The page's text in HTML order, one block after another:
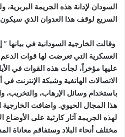
السودان لإدانة هذه الجريمة
السريع لوقف هذا العدوان الذي سيكون
وقالت الخارجية السودانية في بيانها ”
العسكرية التي تعرضت لها قوات
عليها مؤخراً، لجأت هذه القوات في
الاتصالات الهاتفية وشبكة الإنترنت في
باستخدام وسائل الإرهاب، والتخريب،
هذا المجال الحيوي. واضافت الخارجية
لهذه الجريمة آثار كارثية على الأوضاع
مختلف أنحاء البلاد وستفاقم معاناة